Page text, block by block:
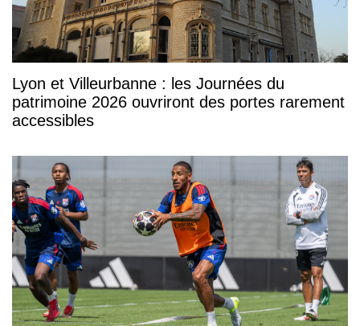
Lyon et Villeurbanne : les Journées du
patrimoine 2026 ouvriront des portes rarement
accessibles